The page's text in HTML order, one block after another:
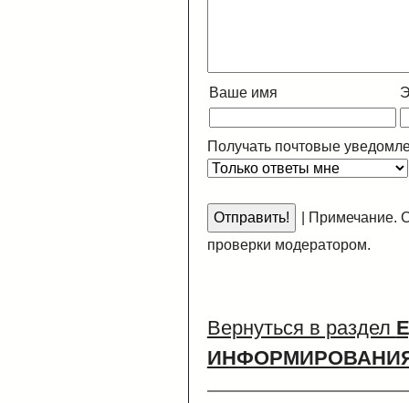
Ваше имя
Получать почтовые
Примечание.
проверки модератором.
Вернуться в раздел